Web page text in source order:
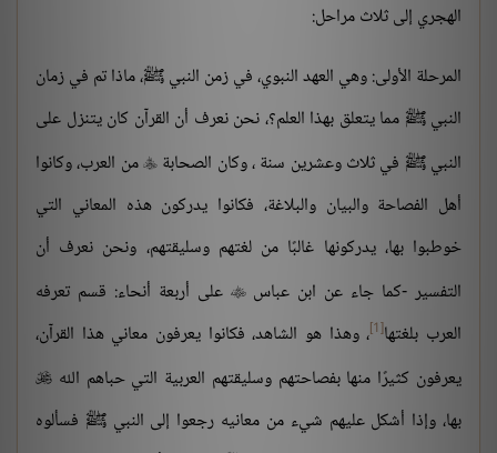
الهجري إلى ثلاث مراحل:
المرحلة الأولى: وهي العهد النبوي، في زمن النبي ﷺ، ماذا تم في زمان
النبي ﷺ مما يتعلق بهذا العلم؟، نحن نعرف أن القرآن كان يتنزل على
النبي ﷺ في ثلاث وعشرين سنة ، وكان الصحابة  من العرب، وكانوا
أهل الفصاحة والبيان والبلاغة، فكانوا يدركون هذه المعاني التي
خوطبوا بها، يدركونها غالبًا من لغتهم وسليقتهم، ونحن نعرف أن
التفسير -كما جاء عن ابن عباس على أربعة أنحاء: قسم تعرفه
العرب بلغتها[1] ، وهذا هو الشاهد، فكانوا يعرفون معاني هذا القرآن،
يعرفون كثيرًا منها بفصاحتهم وسليقتهم العربية التي حباهم الله 
بها، وإذا أشكل عليهم شيء من معانيه رجعوا إلى النبي ﷺ فسألوه